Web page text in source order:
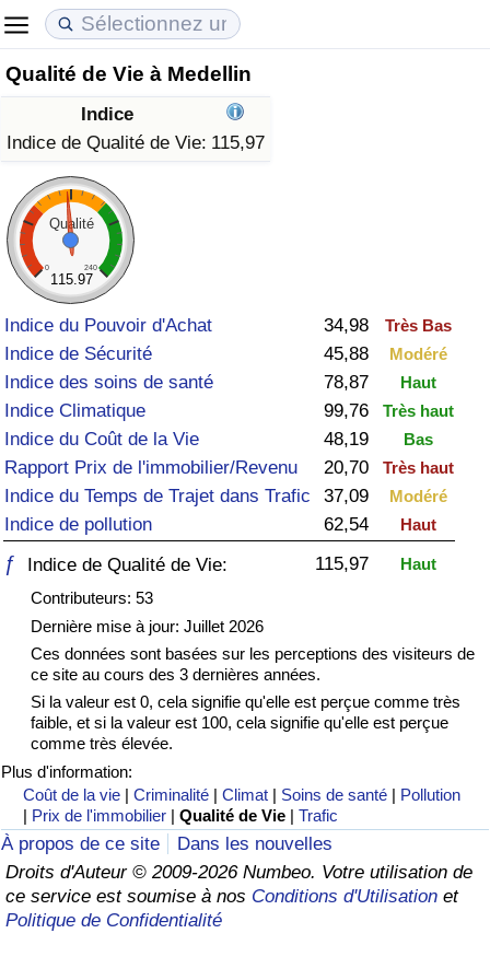
Qualité de Vie à Medellin
Indice
Indice de Qualité de Vie: 115,97
Qualité
0 240
115.97
Indice du Pouvoir d'Achat 34,98 Très Bas
Indice de Sécurité 45,88 Modéré
Indice des soins de santé 78,87 Haut
Indice Climatique 99,76 Très haut
Indice du Coût de la Vie 48,19 Bas
Rapport Prix de l'immobilier/Revenu 20,70 Très haut
Indice du Temps de Trajet dans Trafic 37,09 Modéré
Indice de pollution 62,54 Haut
ƒ Indice de Qualité de Vie: 115,97
Haut
Contributeurs: 53
Dernière mise à jour: Juillet 2026
Ces données sont basées sur les perceptions des visiteurs de
ce site au cours des 3 dernières années.
Si la valeur est 0, cela signifie qu'elle est perçue comme très
faible, et si la valeur est 100, cela signifie qu'elle est perçue
comme très élevée.
Plus d'information:
Coût de la vie |Criminalité |Climat | Soins de santé | Pollution
| Prix de l'immobilier |Qualité de Vie |Trafic
À propos de ce site
Dans les nouvelles
Droits d'Auteur © 2009-2026 Numbeo. Votre utilisation de
ce service est soumise à nos Conditions d'Utilisation et
Politique de Confidentialité
Coût de la vie
Indice du Coût de la Vie (Actuel)
Indice du Coût de la Vie
Indice du coût de la vie par pays
à Akaba
Prix de l'immobilier
Indice des Prix de l'immobilier (Actuel)
Indice des Prix de l'immobilier
Indice des Prix de l'immobilier par Pays
Qualité de Vie
Indice de Qualité de Vie
Indice de Qualité de Vie (Actuel)
Indice de qualité de vie par pays
Criminalité
Indice de Criminalité (Actuel)
Indice de Criminalité
Indice de criminalité par pays
Soins de santé
Indice des soins de santé
Indice des soins de santé par Pays
Pollution
Indice de Pollution (Actuel)
Indice de pollution
Indice de Pollution par Pays